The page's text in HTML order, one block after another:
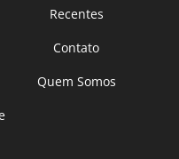
Recentes
Contato
Quem Somos